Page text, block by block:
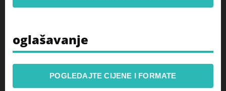
oglašavanje
POGLEDAJTE CIJENE I FORMATE